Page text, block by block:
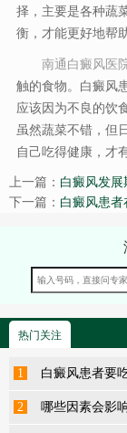
择，主要是各种蔬
衡，才能更好地帮
南通白癜风医
触的食物。白癜风
应该因为不良的饮
虽然蔬菜不错，但
自己吃得健康，才
上一篇： 白癜风发展
下一篇： 白癜风患者
热门关注
1 白癜风患者要
2 哪些因素会影